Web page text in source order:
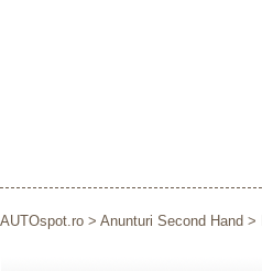
AUTOspot.ro > Anunturi Second Hand >